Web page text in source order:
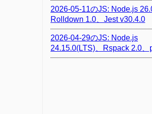
2026-05-11のJS: Node.js
Rolldown 1.0、Jest v30.4.0
2026-04-29のJS: Node.js
24.15.0(LTS)、Rspack 2.0、